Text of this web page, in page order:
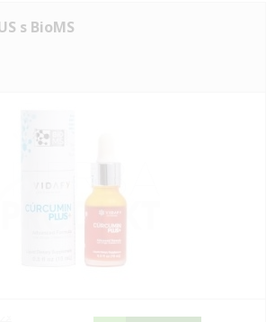
s BioMS